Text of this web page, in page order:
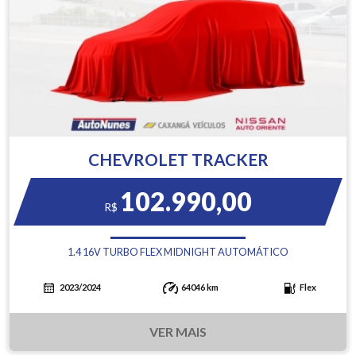
CHEVROLET TRACKER
R$ 102.990,00
1.4 16V TURBO FLEX MIDNIGHT AUTOMÁTICO
2023/2024 64046 km Flex
VER MAIS